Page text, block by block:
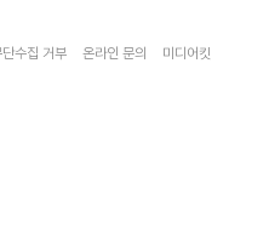
수집 거부 온라인 문의 미디어킷